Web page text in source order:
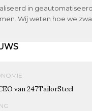
in
Wij weten hoe we
van 247TailorSteel